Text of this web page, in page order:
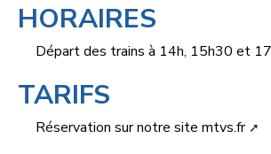
HORAIRES
Départ des trains à 14h, 15h30 et
TARIFS
Réservation sur notre site mtvs.fr